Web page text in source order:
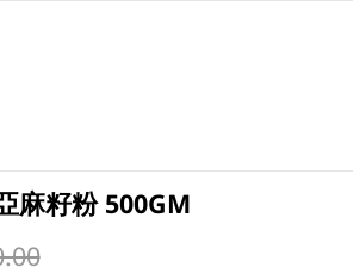
麻籽粉 500GM